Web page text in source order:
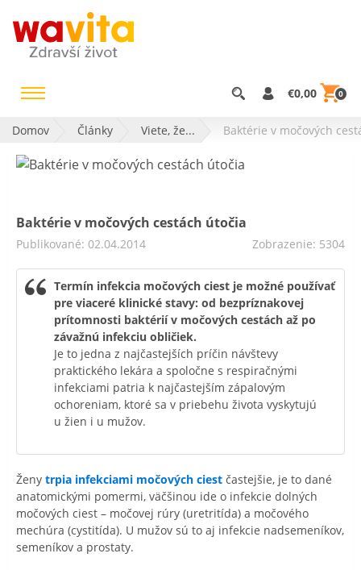
€0,00 0
Domov Články Viete, že... Baktérie v močových
Baktérie v močových cestách útočia
Publikované: 02.04.2014 Zobrazenie: 5304
Termín infekcia močových ciest je možné používať
pre viaceré klinické stavy: od bezpríznakovej
prítomnosti baktérií v močových cestách až po
závažnú infekciu obličiek.
Je to jedna z najčastejších príčin návštevy
praktického lekára a spoločne s respiračnými
infekciami patria k najčastejším zápalovým
ochoreniam, ktoré sa v priebehu života vyskytujú
u žien i u mužov.
Ženy trpia infekciami močových ciest častejšie, je to dané
anatomickými pomermi, väčšinou ide o infekcie dolných
močových ciest – močovej rúry (uretritída) a močového
mechúra (cystitída). U mužov sú to aj infekcie nadsemeníkov,
semeníkov a prostaty.